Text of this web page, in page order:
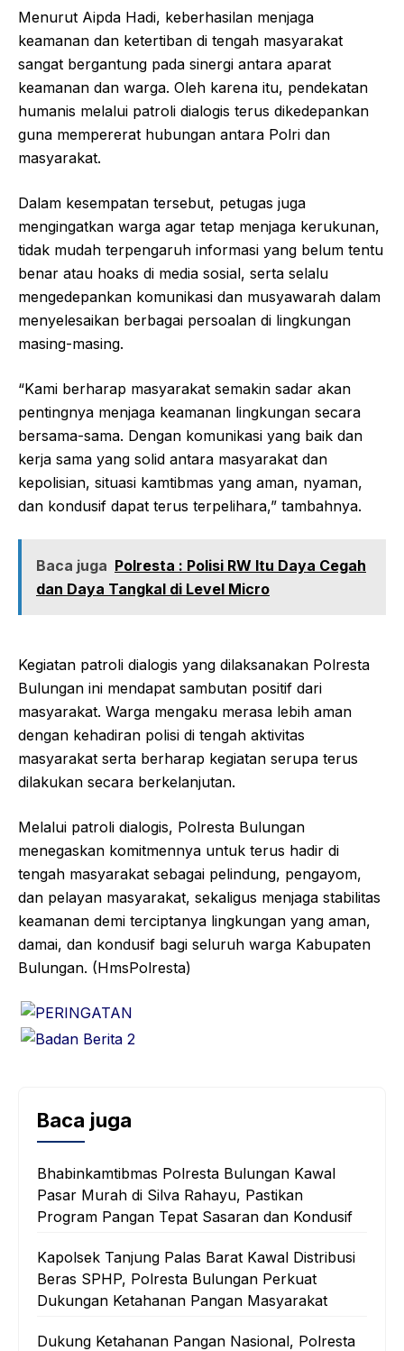
Menurut Aipda Hadi, keberhasilan menjaga
keamanan dan ketertiban di tengah masyarakat
sangat bergantung pada sinergi antara aparat
keamanan dan warga. Oleh karena itu, pendekatan
humanis melalui patroli dialogis terus dikedepankan
guna mempererat hubungan antara Polri dan
masyarakat.
Dalam kesempatan tersebut, petugas juga
mengingatkan warga agar tetap menjaga kerukunan,
tidak mudah terpengaruh informasi yang belum tentu
benar atau hoaks di media sosial, serta selalu
mengedepankan komunikasi dan musyawarah dalam
menyelesaikan berbagai persoalan di lingkungan
masing-masing.
“Kami berharap masyarakat semakin sadar akan
pentingnya menjaga keamanan lingkungan secara
bersama-sama. Dengan komunikasi yang baik dan
kerja sama yang solid antara masyarakat dan
kepolisian, situasi kamtibmas yang aman, nyaman,
dan kondusif dapat terus terpelihara,” tambahnya.
Baca juga Polresta : Polisi RW Itu Daya Cegah
dan Daya Tangkal di Level Micro
Kegiatan patroli dialogis yang dilaksanakan Polresta
Bulungan ini mendapat sambutan positif dari
masyarakat. Warga mengaku merasa lebih aman
dengan kehadiran polisi di tengah aktivitas
masyarakat serta berharap kegiatan serupa terus
dilakukan secara berkelanjutan.
Melalui patroli dialogis, Polresta Bulungan
menegaskan komitmennya untuk terus hadir di
tengah masyarakat sebagai pelindung, pengayom,
dan pelayan masyarakat, sekaligus menjaga stabilitas
keamanan demi terciptanya lingkungan yang aman,
damai, dan kondusif bagi seluruh warga Kabupaten
Bulungan. (HmsPolresta)
Baca juga
Bhabinkamtibmas Polresta Bulungan Kawal
Pasar Murah di Silva Rahayu, Pastikan
Program Pangan Tepat Sasaran dan Kondusif
Kapolsek Tanjung Palas Barat Kawal Distribusi
Beras SPHP, Polresta Bulungan Perkuat
Dukungan Ketahanan Pangan Masyarakat
Dukung Ketahanan Pangan Nasional, Polresta